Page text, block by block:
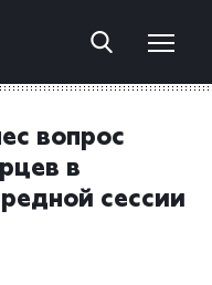
вопрос
в
сессии